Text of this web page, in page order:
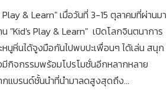
& Learn" เมื่อวันที่ 3-15 ตุลาคมที่ผ่านมา
"Kid's Play & Learn" เปิดโลกจินตนาการ
นูหิ่นได้จูงมือกันไปพบปะเพื่อนๆ ได้เล่น สนุก
กิจกรรมพร้อมโปรโมชั่นอีกหลากหลาย
แบรนด์ชั้นนำที่นำมาลดสูงสุดถึง...